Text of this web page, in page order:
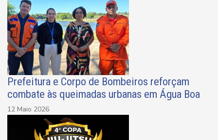
Prefeitura e Corpo de Bombeiros reforçam
combate às queimadas urbanas em Água Boa
12 Maio 2026